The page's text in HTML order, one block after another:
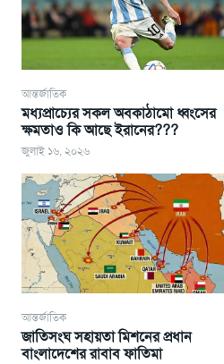
আন্তর্জাতিক
মধ্যপ্রাচ্যের সকল অবকাঠামো ধ্বংসের
ক্ষমতাও কি আছে ইরানের???
জুলাই ১৬, ২০২৬
আন্তর্জাতিক
জাতিসংঘ সহায়তা মিশনের প্রধান
বাংলাদেশের রাবাব ফাতিমা